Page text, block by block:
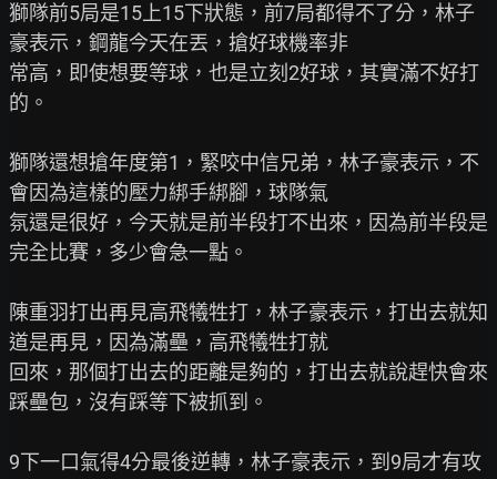
獅隊前5局是15上15下狀態，前7局都得不了分，林子
豪表示，鋼龍今天在丟，搶好球機率非
常高，即使想要等球，也是立刻2好球，其實滿不好打
的。
獅隊還想搶年度第1，緊咬中信兄弟，林子豪表示，不
會因為這樣的壓力綁手綁腳，球隊氣
氛還是很好，今天就是前半段打不出來，因為前半段是
完全比賽，多少會急一點。
陳重羽打出再見高飛犧牲打，林子豪表示，打出去就知
道是再見，因為滿壘，高飛犧牲打就
回來，那個打出去的距離是夠的，打出去就說趕快會來
踩壘包，沒有踩等下被抓到。
9下一口氣得4分最後逆轉，林子豪表示，到9局才有攻